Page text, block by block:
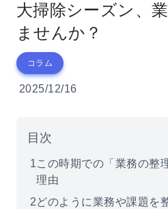
大掃除シーズン、
ませんか？
コラム
2025/12/16
目次
1この時期での「業務の整
理由
2どのように業務や課題を